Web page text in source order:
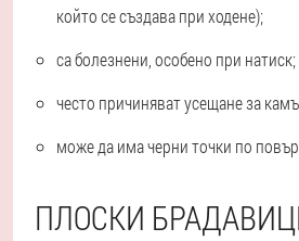
който се създава при ходене);
са болезнени, особено при натиск;
често причиняват усещане за
може да има черни точки по
ПЛОСКИ